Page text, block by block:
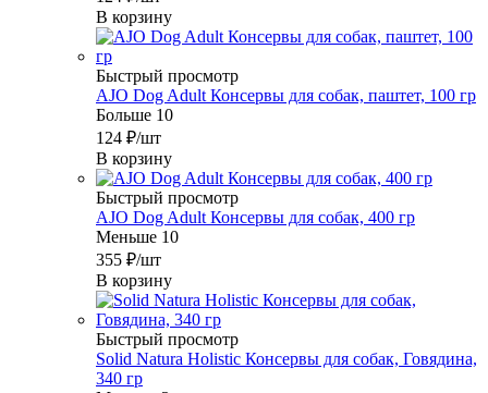
В корзину
Быстрый просмотр
AJO Dog Adult Консервы для собак, паштет, 100 гр
Больше 10
124 ₽/шт
В корзину
Быстрый просмотр
AJO Dog Adult Консервы для собак, 400 гр
Меньше 10
355 ₽/шт
В корзину
Быстрый просмотр
Solid Natura Holistic Консервы для собак, Говядина,
340 гр